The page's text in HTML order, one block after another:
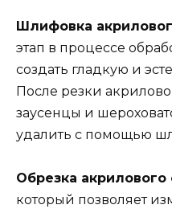
Шлифовка
этап в процессе
создать гладкую и
После резки
заусенцы и
удалить с помощью
Обрезка акрилового
который позволяет